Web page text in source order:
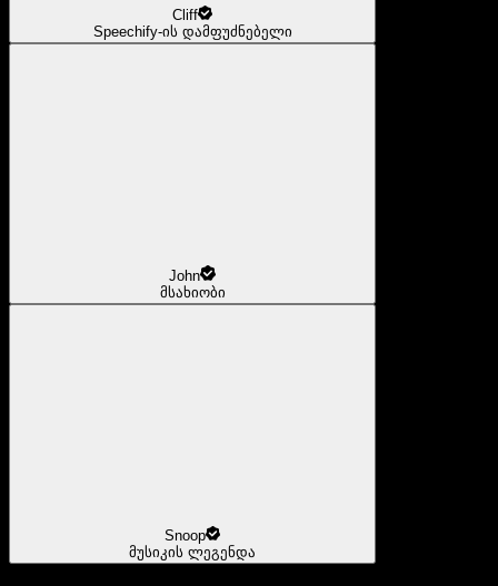
Cliff
Speechify-ის დამფუძნებელი
John
მსახიობი
Snoop
მუსიკის ლეგენდა